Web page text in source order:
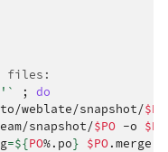
files:
` ;
do
weblate/snapshot/$PO
snapshot/$PO -o $PO
=${PO%.po} $PO.merge